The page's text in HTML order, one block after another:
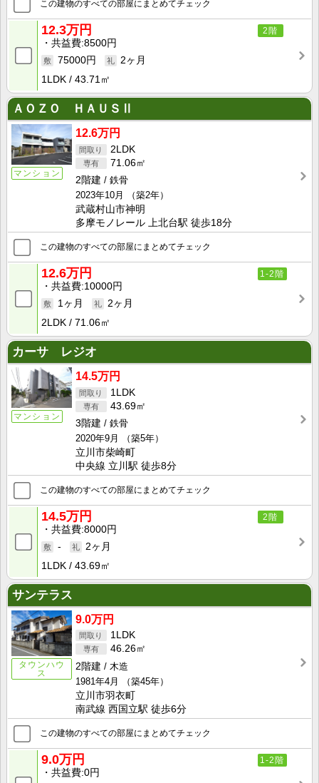
この建物のすべての部屋にまとめてチェック
2階
12.3万円
共益費 8500円
75000円
2ヶ月
1LDK
43.71㎡
ＡＯＺＯ ＨＡＵＳⅡ
マンション
12.6万円
2LDK
71.06㎡
2階建
鉄骨
2023年10月
（築2年）
武蔵村山市神明
多摩モノレール 上北台駅 徒歩18分
この建物のすべての部屋にまとめてチェック
1-2階
12.6万円
共益費 10000円
1ヶ月
2ヶ月
2LDK
71.06㎡
カーサ レジオ
マンション
14.5万円
1LDK
43.69㎡
3階建
鉄骨
2020年9月
（築5年）
立川市柴崎町
中央線 立川駅 徒歩8分
この建物のすべての部屋にまとめてチェック
2階
14.5万円
共益費 8000円
-
2ヶ月
1LDK
43.69㎡
サンテラス
タウンハウ
ス
9.0万円
1LDK
46.26㎡
2階建
木造
1981年4月
（築45年）
立川市羽衣町
南武線 西国立駅 徒歩6分
この建物のすべての部屋にまとめてチェック
1-2階
9.0万円
共益費 0円